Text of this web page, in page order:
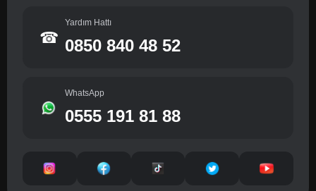
☎
Yardım Hattı
0850 840 48 52
WhatsApp
0555 191 81 88